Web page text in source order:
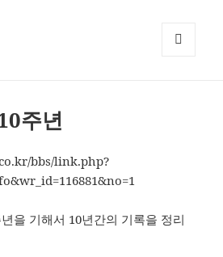
주년
bbs/link.php?
을 기해서 10년간의 기록을 정리